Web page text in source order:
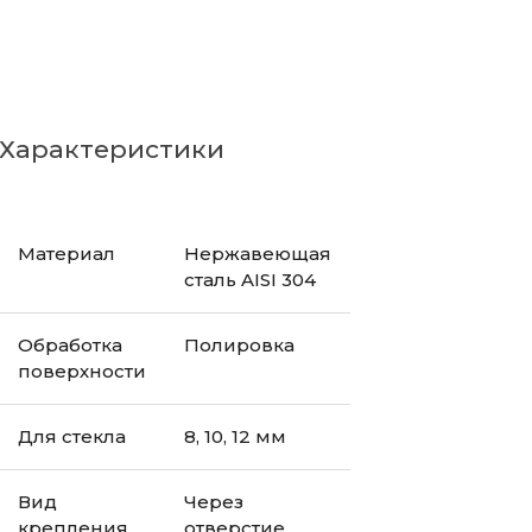
Характеристики
Материал
Нержавеющая
сталь AISI 304
Обработка
поверхности
Полировка
Для стекла 8, 10, 12 мм
Вид
Через